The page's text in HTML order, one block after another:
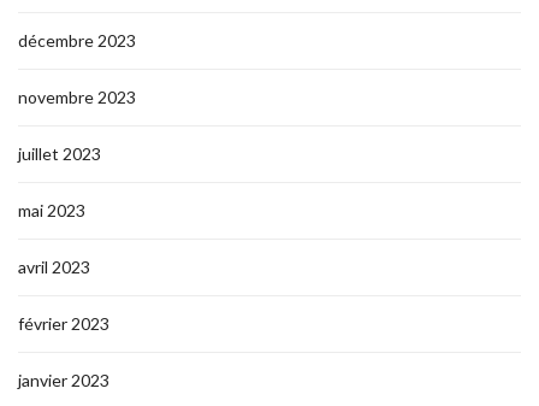
décembre 2023
novembre 2023
juillet 2023
mai 2023
avril 2023
février 2023
janvier 2023